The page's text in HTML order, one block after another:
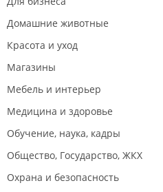
Домашние животные
Красота и уход
Магазины
Мебель и интерьер
Медицина и здоровье
Обучение, наука, кадры
Общество, Государство, ЖКХ
Охрана и безопасность